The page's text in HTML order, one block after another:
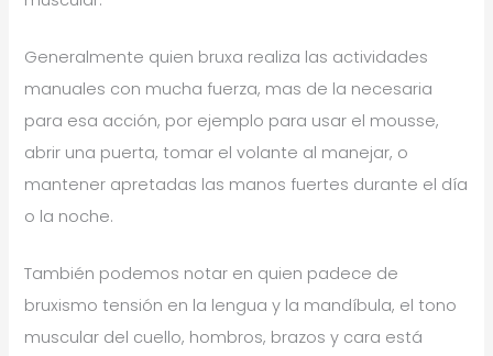
Generalmente quien bruxa realiza las actividades
manuales con mucha fuerza, mas de la necesaria
para esa acción, por ejemplo para usar el mousse,
abrir una puerta, tomar el volante al manejar, o
mantener apretadas las manos fuertes durante el día
o la noche.
También podemos notar en quien padece de
bruxismo tensión en la lengua y la mandíbula, el tono
muscular del cuello, hombros, brazos y cara está